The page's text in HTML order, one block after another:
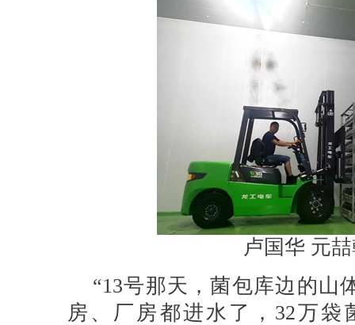
卢国华 元
“13号那天，菌包库边的山
房、厂房都进水了，32万